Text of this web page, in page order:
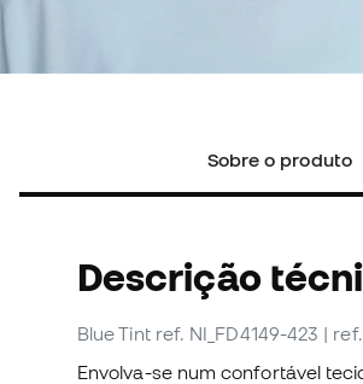
Sobre o produto
Descrição
Blue Tint ref. NI_FD4149-423 |
Envolva-se num confortável